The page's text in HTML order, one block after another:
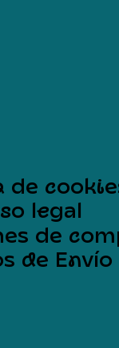
de
legal
de
de Envío